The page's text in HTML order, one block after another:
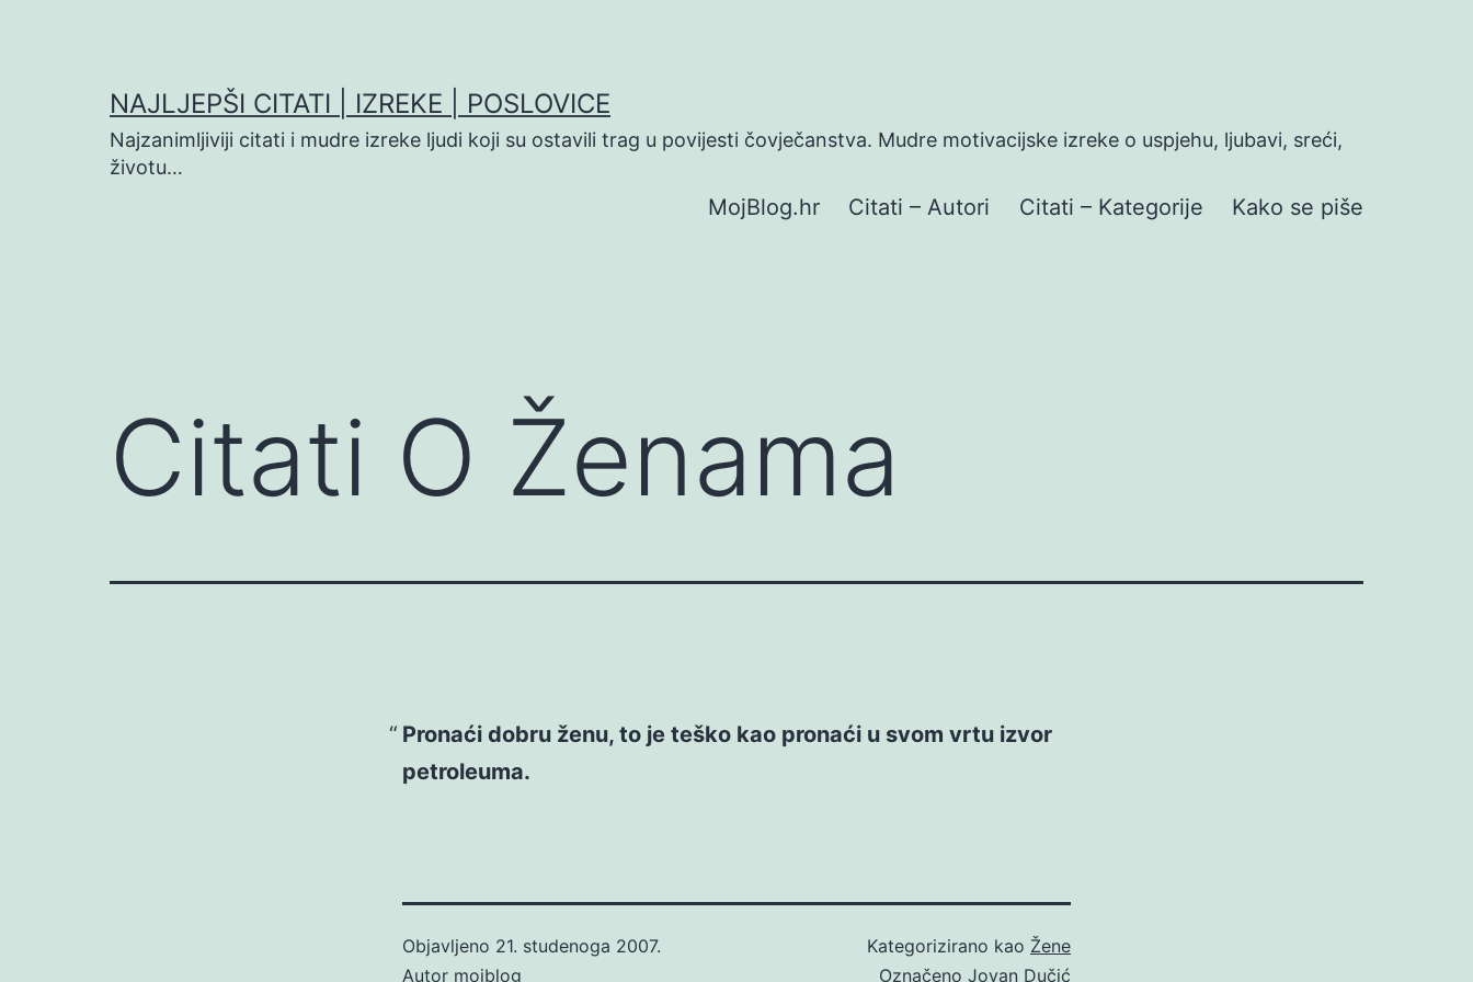
NAJLJEPŠI CITATI | IZREKE | POSLOVICE
Najzanimljiviji citati i mudre izreke ljudi koji su ostavili trag u povijesti čovječanstva. Mudre motivacijske izreke o uspjehu, ljubavi, sreći,
životu…
MojBlog.hr Citati – Autori Citati – Kategorije Kako se piše
Citati O Ženama
Pronaći dobru ženu, to je teško kao pronaći u svom vrtu izvor
petroleuma.
Objavljeno 21. studenoga 2007.
Autor mojblog
Kategorizirano kao Žene
Označeno Jovan Dučić